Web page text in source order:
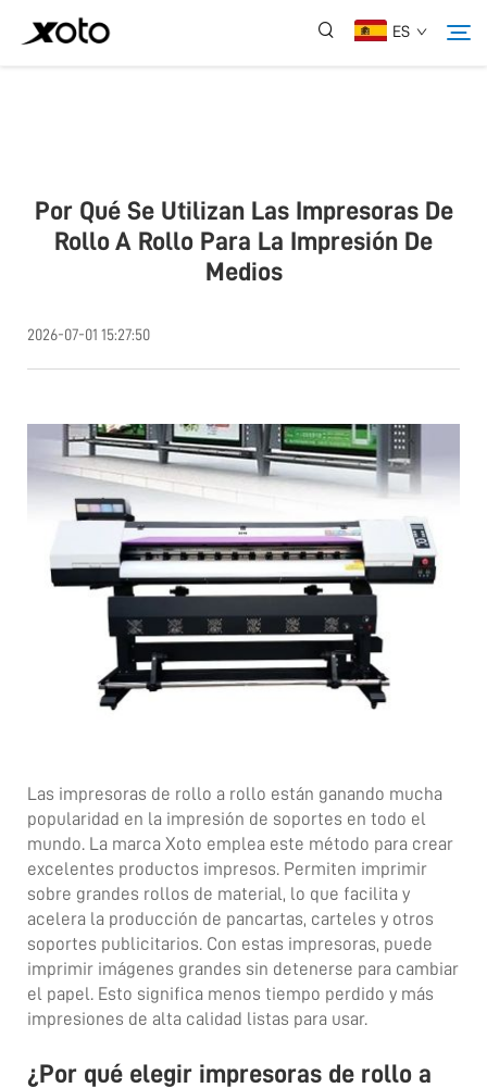
ES
Productos
Servicio
Preguntas Frecuentes
Por Qué Se Utilizan Las Impresoras De
Rollo A Rollo Para La Impresión De
Medios
2026-07-01 15:27:50
Las impresoras de rollo a rollo están ganando mucha
popularidad en la impresión de soportes en todo el
mundo. La marca Xoto emplea este método para crear
excelentes productos impresos. Permiten imprimir
sobre grandes rollos de material, lo que facilita y
acelera la producción de pancartas, carteles y otros
soportes publicitarios. Con estas impresoras, puede
imprimir imágenes grandes sin detenerse para cambiar
el papel. Esto significa menos tiempo perdido y más
impresiones de alta calidad listas para usar.
¿Por qué elegir impresoras de rollo a